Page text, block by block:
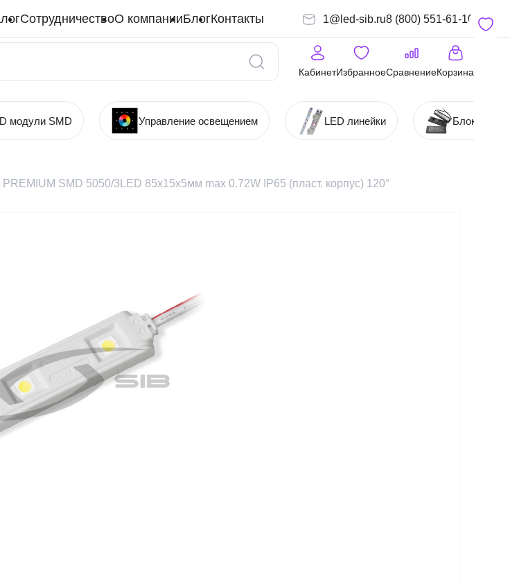
СотрудничествоО компанииБлогКонтакты 1@led-sib.ru8 (800) 551-61-10
КабинетИзбранноеСравнениеКорзина
модули SMD Управление освещением LED линейки Блоки
SMD 5050/3LED 85х15х5мм max 0.72W IP65 (пласт. корпус) 120°